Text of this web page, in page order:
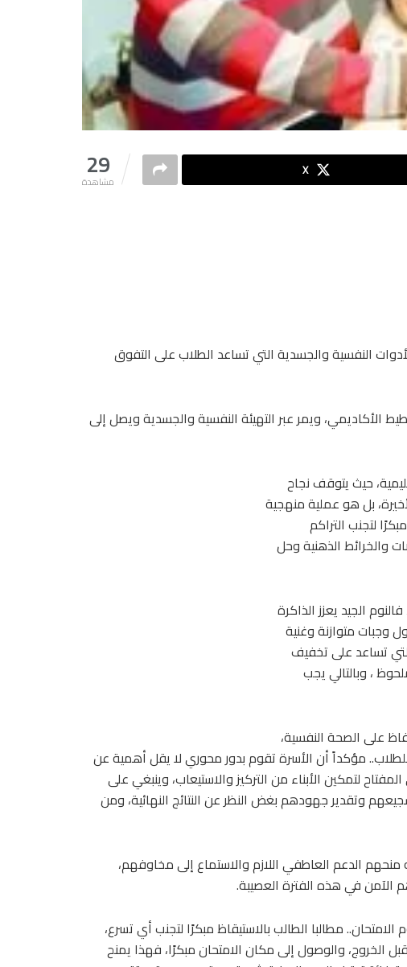
29
مشاهدة
X
النفسية والجسدية التي تساعد الطلاب على التفوق
الأكاديمي، ويمر عبر التهيئة النفسية والجسدية ويصل إلى
حيث يتوقف نجاح
بل هو عملية منهجية
لتجنب التراكم
والخرائط الذهنية وحل
الجيد يعزز الذاكرة
وجبات متوازنة وغنية
تساعد على تخفيف
، وبالتالي يجب
على الصحة النفسية،
مؤكداً أن الأسرة تقوم بدور محوري لا يقل أهمية عن
لتمكين الأبناء من التركيز والاستيعاب، وينبغي على
وتقدير جهودهم بغض النظر عن النتائج النهائية، ومن
الدعم العاطفي اللازم والاستماع إلى مخاوفهم،
الآمن في هذه الفترة العصيبة.
مطالبا الطالب بالاستيقاظ مبكرًا لتجنب أي تسرع،
الخروج، والوصول إلى مكان الامتحان مبكرًا، فهذا يمنح